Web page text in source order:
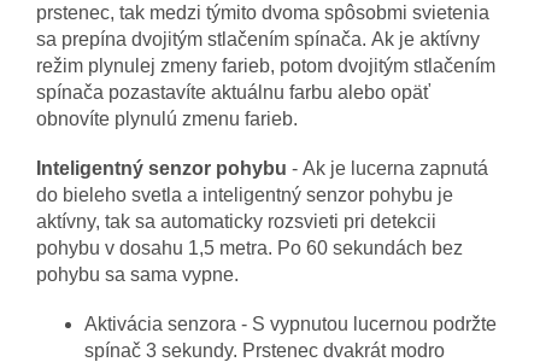
prstenec, tak medzi týmito dvoma spôsobmi svietenia
sa prepína dvojitým stlačením spínača. Ak je aktívny
režim plynulej zmeny farieb, potom dvojitým stlačením
spínača pozastavíte aktuálnu farbu alebo opäť
obnovíte plynulú zmenu farieb.
Inteligentný senzor pohybu - Ak je lucerna zapnutá
do bieleho svetla a inteligentný senzor pohybu je
aktívny, tak sa automaticky rozsvieti pri detekcii
pohybu v dosahu 1,5 metra. Po 60 sekundách bez
pohybu sa sama vypne.
Aktivácia senzora - S vypnutou lucernou podržte
spínač 3 sekundy. Prstenec dvakrát modro